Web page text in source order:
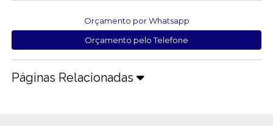
Orçamento por Whatsapp
Orçamento pelo Telefone
Páginas Relacionadas